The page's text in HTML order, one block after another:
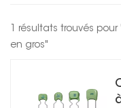
1 résultats trouvés
en gros"